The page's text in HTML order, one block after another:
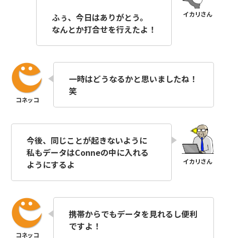
ふぅ、今日はありがとう。
なんとか打合せを行えたよ！
一時はどうなるかと思いましたね！
笑
今後、同じことが起きないように
私もデータはConneの中に入れる
ようにするよ
携帯からでもデータを見れるし便利
ですよ！